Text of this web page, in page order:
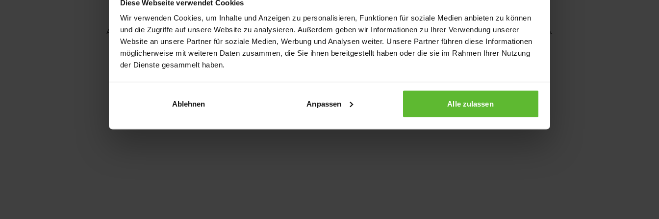
Diese Webseite verwendet Cookies
Wir verwenden Cookies, um Inhalte und Anzeigen zu personalisieren, Funktionen für soziale Medien anbieten zu können
und die Zugriffe auf unsere Website zu analysieren. Außerdem geben wir Informationen zu Ihrer Verwendung unserer
Website an unsere Partner für soziale Medien, Werbung und Analysen weiter. Unsere Partner führen diese Informationen
möglicherweise mit weiteren Daten zusammen, die Sie ihnen bereitgestellt haben oder die sie im Rahmen Ihrer Nutzung
der Dienste gesammelt haben.
Ablehnen Anpassen Alle zulassen
Application error: a client-side exception has occurred while loading www.kurzwego.de (see the browser console for more information).